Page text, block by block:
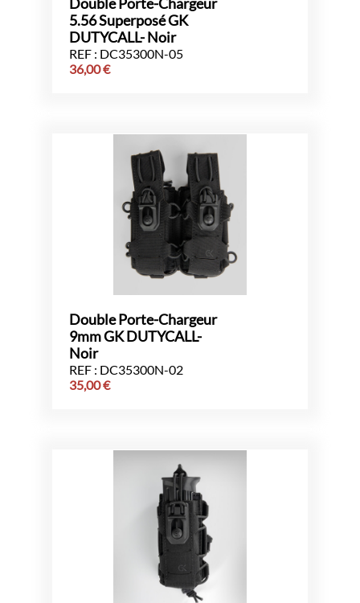
Double Porte-Chargeur
5.56 Superposé GK
DUTYCALL- Noir
REF : DC35300N-05
36,00€
Double Porte-Chargeur
9mm GK DUTYCALL-
Noir
REF : DC35300N-02
35,00€